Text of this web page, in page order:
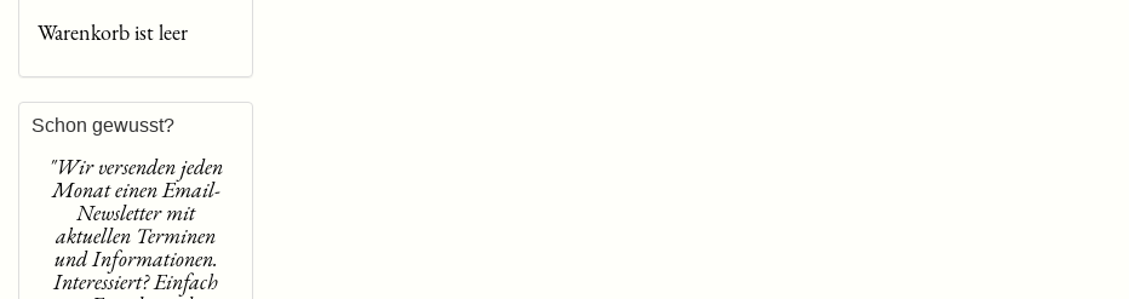
Warenkorb ist leer
Schon gewusst?
"Wir versenden jeden
Monat einen Email-
Newsletter mit
aktuellen Terminen
und Informationen.
Interessiert? Einfach